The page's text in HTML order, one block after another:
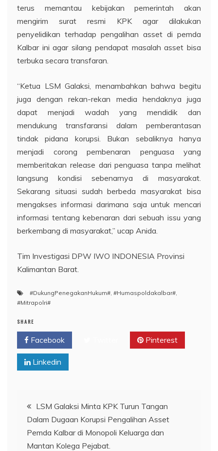
terus memantau kebijakan pemerintah akan
mengirim surat resmi KPK agar dilakukan
penyelidikan terhadap pengalihan asset di pemda
Kalbar ini agar silang pendapat masalah asset bisa
terbuka secara transfaran.
“Ketua LSM Galaksi, menambahkan bahwa begitu
juga dengan rekan-rekan media hendaknya juga
dapat menjadi wadah yang mendidik dan
mendukung transfaransi dalam pemberantasan
tindak pidana korupsi. Bukan sebaliknya hanya
menjadi corong pembenaran penguasa yang
memberitakan release dari penguasa tanpa melihat
langsung kondisi sebenarnya di masyarakat.
Sekarang situasi sudah berbeda masyarakat bisa
mengakses informasi darimana saja untuk mencari
informasi tentang kebenaran dari sebuah issu yang
berkembang di masyarakat,” ucap Anida.
Tim Investigasi DPW IWO INDONESIA Provinsi
Kalimantan Barat.
#DukungPenegakanHukum# #Humaspoldakalbar#
#Mitrapolri#
SHARE
Facebook Pinterest
Linkedin
Navigasi
pos
LSM Galaksi Minta KPK Turun Tangan
Dalam Dugaan Korupsi Pengalihan Asset
Pemda Kalbar di Monopoli Keluarga dan
Mantan Kolega Pejabat.